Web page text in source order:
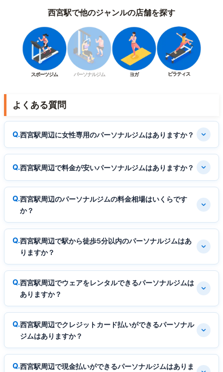
西宮駅で他のジャンルの店舗を探す
スポーツジム パーソナルジム ヨガ ピラティス
よくある質問
西宮駅周辺に女性専用のパーソナルジムはありますか？
西宮駅周辺で料金が安いパーソナルジムはありますか？
西宮駅周辺のパーソナルジムの料金相場はいくらです
か？
西宮駅周辺で駅から徒歩5分以内のパーソナルジムはあ
りますか？
西宮駅周辺でウェアをレンタルできるパーソナルジムは
ありますか？
西宮駅周辺でクレジットカード払いができるパーソナル
ジムはありますか？
西宮駅周辺で現金払いができるパーソナルジムはありま